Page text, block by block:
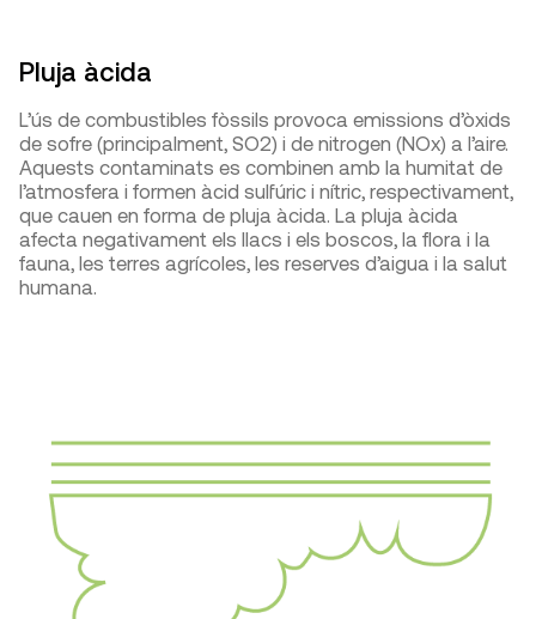
Pluja àcida
L’ús de combustibles fòssils provoca emissions d’òxids
de sofre (principalment, SO2) i de nitrogen (NOx) a l’aire.
Aquests contaminats es combinen amb la humitat de
l’atmosfera i formen àcid sulfúric i nítric, respectivament,
que cauen en forma de pluja àcida. La pluja àcida
afecta negativament els llacs i els boscos, la flora i la
fauna, les terres agrícoles, les reserves d’aigua i la salut
humana.